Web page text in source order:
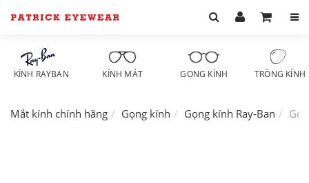
KÍNH RAYBAN KÍNH MÁT GỌNG KÍNH TRÒNG KÍNH
Mắt kính chính hãng Gọng kính Gọng kính Ray-Ban